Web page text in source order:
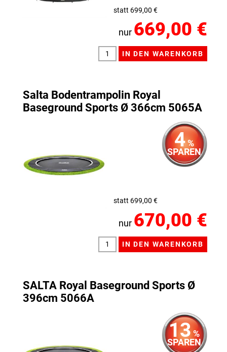
statt 699,00 €
nur 669,00 €
Salta Bodentrampolin Royal
Baseground Sports Ø 366cm 5065A
4%
SPAREN
statt 699,00 €
nur 670,00 €
SALTA Royal Baseground Sports Ø
396cm 5066A
13 %
SPAREN